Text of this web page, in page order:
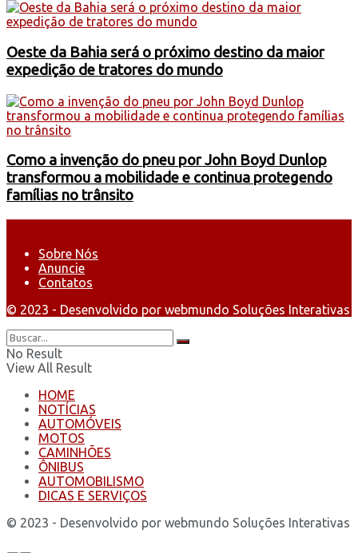
Oeste da Bahia será o próximo destino da maior
expedição de tratores do mundo
Como a invenção do pneu por John Boyd Dunlop
transformou a mobilidade e continua protegendo
famílias no trânsito
Sobre Nós
Anuncie
Contatos
© 2023 - Desenvolvido por webmundo Soluções Interativas
No Result
View All Result
HOME
NOTÍCIAS
AUTOMÓVEIS
MOTOS
CAMINHÕES
ÔNIBUS
AUTOMOBILISMO
DICAS E SERVIÇOS
© 2023 - Desenvolvido por webmundo Soluções Interativas